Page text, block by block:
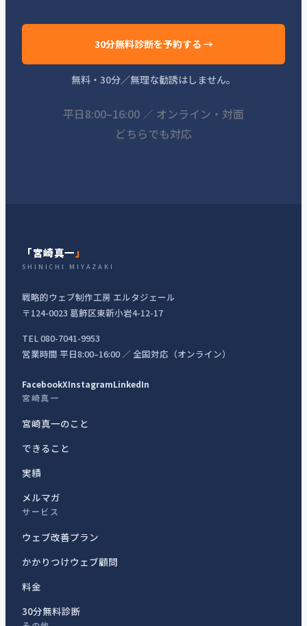
30分無料診断を予約する →
無料・30分／無理な勧誘はしません。
平日8:00–16:00 ／ オンライン・対面
どちらでも対応
「宮崎真一 」
SHINICHI MIYAZAKI
戦略的ウェブ制作工房 エルタジェール
〒124-0023 葛飾区東新小岩4-12-17
TEL 080-7041-9953
営業時間 平日8:00–16:00 ／ 全国対応（オンライン）
FacebookXInstagramLinkedIn
宮崎真一
宮崎真一のこと
できること
実績
メルマガ
サービス
ウェブ改善プラン
かかりつけウェブ顧問
料金
30分無料診断